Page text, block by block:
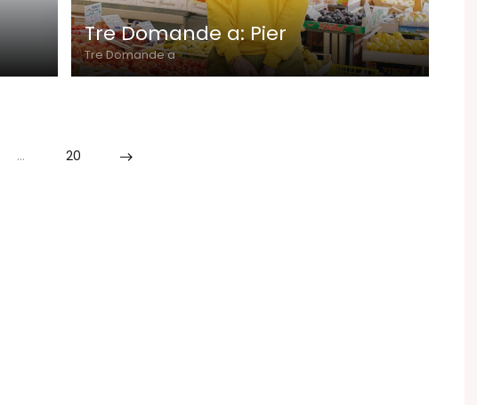
Tre Domande a: Pier
Tre Domande a
… 20